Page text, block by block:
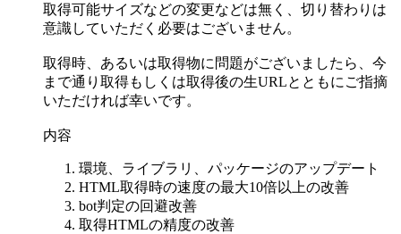
取得可能サイズなどの変更などは無く、切り替わりは
意識していただく必要はございません。
取得時、あるいは取得物に問題がございましたら、今
まで通り取得もしくは取得後の生URLとともにご指摘
いただければ幸いです。
内容
環境、ライブラリ、パッケージのアップデート
HTML取得時の速度の最大10倍以上の改善
bot判定の回避改善
取得HTMLの精度の改善